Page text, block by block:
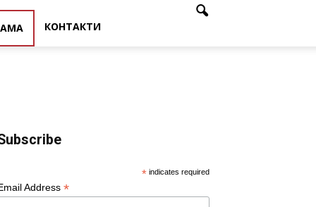
КОНТАКТИ
* indicates required
Address *